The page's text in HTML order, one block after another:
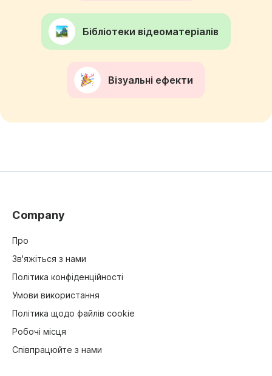
Бібліотеки відеоматеріалів
Візуальні ефекти
Company
Про
Зв'яжіться з нами
Політика конфіденційності
Умови використання
Політика щодо файлів cookie
Робочі місця
Співпрацюйте з нами